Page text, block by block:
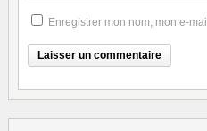
Enregistrer mon nom, mon e-